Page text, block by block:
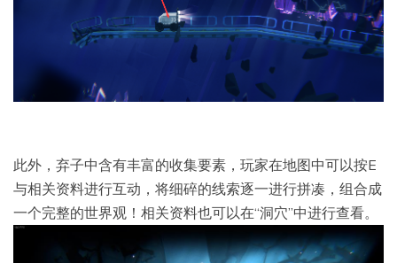
此外，弃子中含有丰富的收集要素，玩家在地图中可以按E
与相关资料进行互动，将细碎的线索逐一进行拼凑，组合成
一个完整的世界观！相关资料也可以在“洞穴”中进行查看。